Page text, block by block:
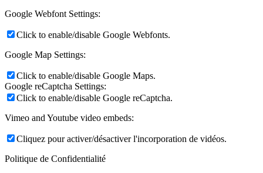
Google Webfont Settings:
Click to enable/disable Google Webfonts.
Google Map Settings:
Click to enable/disable Google Maps.
Google reCaptcha Settings:
Click to enable/disable Google reCaptcha.
Vimeo and Youtube video embeds:
Cliquez pour activer/désactiver l'incorporation de vidéos.
Politique de Confidentialité